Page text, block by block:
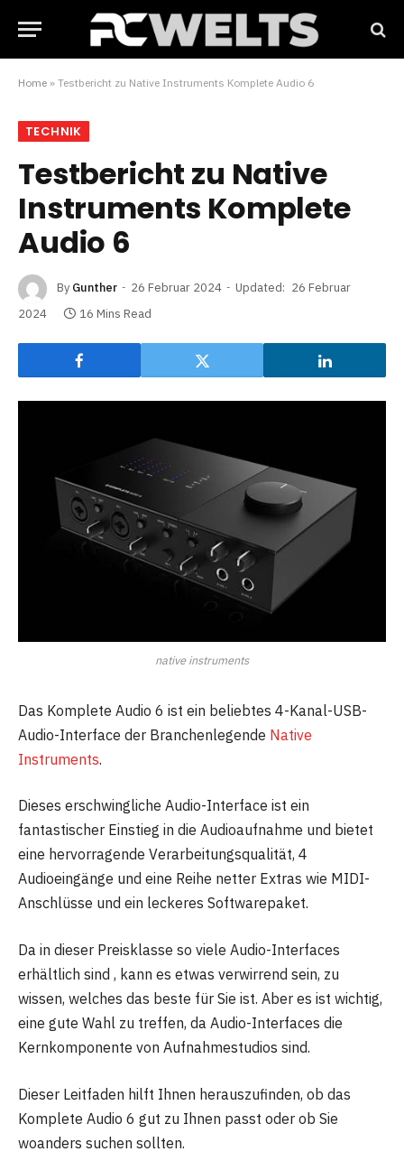
Home » Testbericht zu Native Instruments Komplete Audio 6
TECHNIK
Testbericht zu Native
Instruments Komplete
Audio 6
By Gunther 26 Februar 2024 Updated: 26 Februar
2024
16 Mins Read
native instruments
Das Komplete Audio 6 ist ein beliebtes 4-Kanal-USB-
Audio-Interface der Branchenlegende Native
Instruments.
Dieses erschwingliche Audio-Interface ist ein
fantastischer Einstieg in die Audioaufnahme und bietet
eine hervorragende Verarbeitungsqualität, 4
Audioeingänge und eine Reihe netter Extras wie MIDI-
Anschlüsse und ein leckeres Softwarepaket.
Da in dieser Preisklasse so viele Audio-Interfaces
erhältlich sind , kann es etwas verwirrend sein, zu
wissen, welches das beste für Sie ist. Aber es ist wichtig,
eine gute Wahl zu treffen, da Audio-Interfaces die
Kernkomponente von Aufnahmestudios sind.
Dieser Leitfaden hilft Ihnen herauszufinden, ob das
Komplete Audio 6 gut zu Ihnen passt oder ob Sie
woanders suchen sollten.